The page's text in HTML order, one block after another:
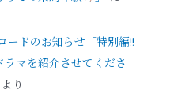
ードのお知らせ「特別編!!
マを紹介させてくださ
より